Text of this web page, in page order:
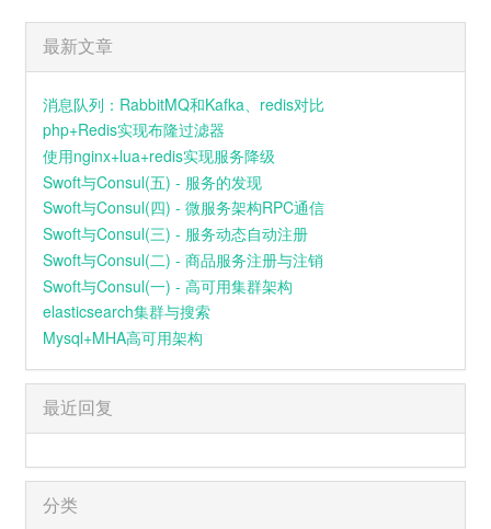
最新文章
消息队列：RabbitMQ和Kafka、redis对比
php+Redis实现布隆过滤器
使用nginx+lua+redis实现服务降级
Swoft与Consul(五) - 服务的发现
Swoft与Consul(四) - 微服务架构RPC通信
Swoft与Consul(三) - 服务动态自动注册
Swoft与Consul(二) - 商品服务注册与注销
Swoft与Consul(一) - 高可用集群架构
elasticsearch集群与搜索
Mysql+MHA高可用架构
最近回复
分类